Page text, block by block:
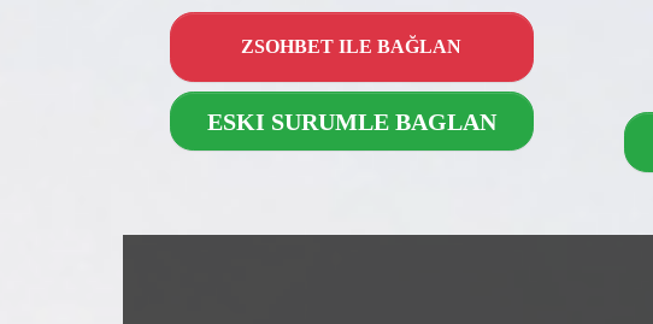
ZSOHBET ILE BAĞLAN
ESKI SURUMLE BAGLAN